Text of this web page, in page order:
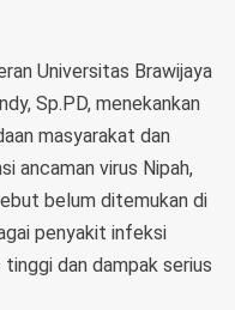
Universitas Brawijaya
Sp.PD, menekankan
masyarakat dan
ancaman virus Nipah,
belum ditemukan di
penyakit infeksi
dan dampak serius